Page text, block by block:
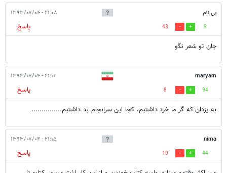
بی نام ۲۱:۰۸ - ۱۳۹۳/۰۷/۰۴
9
43
پاسخ
جان تو شعر نگو
maryam ۲۱:۱۰ - ۱۳۹۳/۰۷/۰۴
94
8
پاسخ
به یزدان که گر ما خرد داشتیم، کجا این سرانجام بد داشتیم...............
nima ۲۱:۱۵ - ۱۳۹۳/۰۷/۰۴
44
10
پاسخ